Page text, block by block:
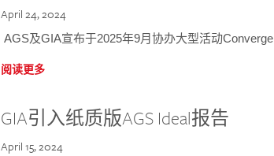
April 24, 2024
AGS及GIA宣布于2025年9月协办大型活动Converge
阅读更多
GIA引入纸质版AGS Ideal报告
April 15, 2024